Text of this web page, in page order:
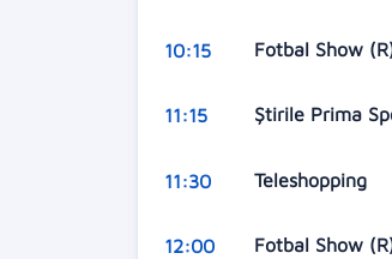
10:15 Fotbal Show
11:15 Ştirile Prima
11:30 Teleshopping
12:00 Fotbal Show